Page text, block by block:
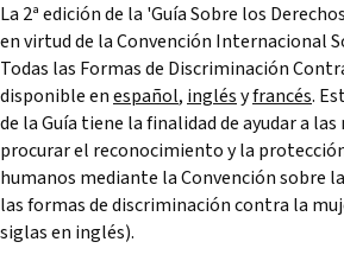
Materiales de capacitación
Documentos informativos
Presentaciones legales
Declaraciones
La 2ª edición de la 'Guía Sobre los
en virtud de la Convención Internacional
Todas las Formas de Discriminación
disponible enespañol, inglésyfrancés.
de la Guía tiene la finalidad de ayudar a
procurar el reconocimiento y la
humanos mediante la Convención sobre
las formas de discriminación contra la
siglas en inglés).